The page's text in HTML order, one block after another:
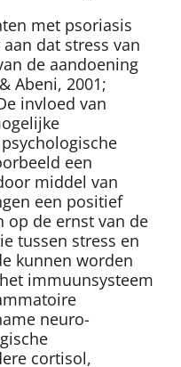
met psoriasis
dat stress van
de aandoening
Abeni, 2001;
invloed van
een
middel van
een positief
op de ernst van de
tussen stress en
kunnen worden
immuunsysteem
neuro-
cortisol,